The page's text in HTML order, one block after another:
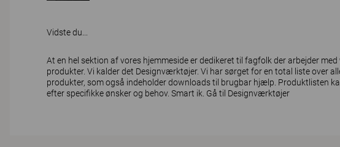
Vidste du...
At en hel sektion af vores hjemmeside er dedikeret til fagfolk der arbejder med
produkter. Vi kalder det Designværktøjer. Vi har sørget for en total liste over
produkter, som også indeholder downloads til brugbar hjælp. Produktlisten
efter specifikke ønsker og behov. Smart ik. Gå til Designværktøjer